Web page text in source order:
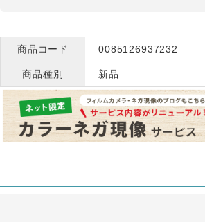
商品コード 0085126937232
商品種別 新品